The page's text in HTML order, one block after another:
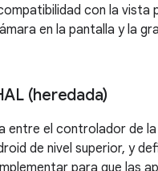
con la vista
en la pantalla y la
(heredada)
entre el controlador de
de nivel superior, y
para que las